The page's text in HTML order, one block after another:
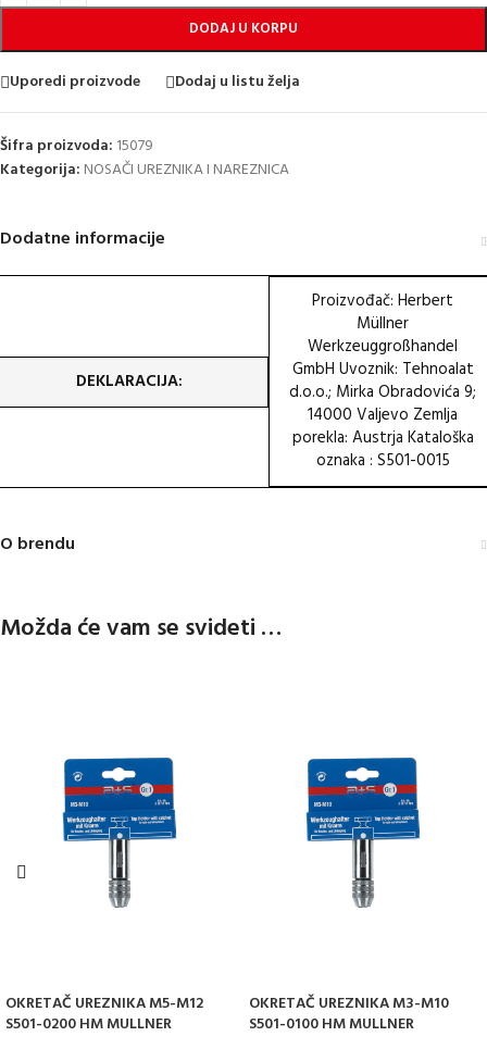
DODAJ U KORPU
Uporedi proizvode Dodaj u listu želja
Šifra proizvoda: 15079
Kategorija: NOSAČI UREZNIKA I NAREZNICA
Dodatne informacije
DEKLARACIJA:
Proizvođač: Herbert
Müllner
Werkzeuggroßhandel
GmbH Uvoznik: Tehnoalat
d.o.o.; Mirka Obradovića 9;
14000 Valjevo Zemlja
porekla: Austrja Kataloška
oznaka : S501-0015
O brendu
Možda će vam se svideti …
OKRETAČ UREZNIKA M5-M12
S501-0200 HM MULLNER
OKRETAČ UREZNIKA M3-M10
S501-0100 HM MULLNER